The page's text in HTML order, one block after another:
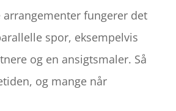
arrangementer fungerer det
spor, eksempelvis
og en ansigtsmaler. Så
og mange når